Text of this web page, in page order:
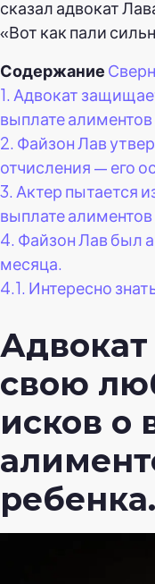
сказал адвокат
«Вот как пали
Содержание
1. Адвокат
выплате алиментов
2. Файзон Лав
отчисления — его
3. Актер пытается
выплате
4. Файзон Лав был
месяца.
4.1. Интересно
свою
исков о
ребенка.